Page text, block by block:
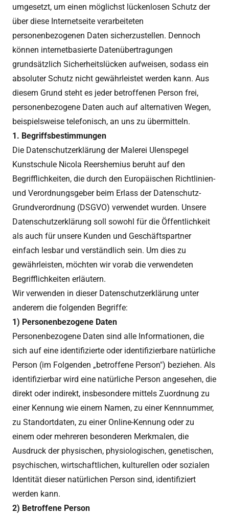
umgesetzt, um einen möglichst lückenlosen Schutz der
über diese Internetseite verarbeiteten
personenbezogenen Daten sicherzustellen. Dennoch
können internetbasierte Datenübertragungen
grundsätzlich Sicherheitslücken aufweisen, sodass ein
absoluter Schutz nicht gewährleistet werden kann. Aus
diesem Grund steht es jeder betroffenen Person frei,
personenbezogene Daten auch auf alternativen Wegen,
beispielsweise telefonisch, an uns zu übermitteln.
1. Begriffsbestimmungen
Die Datenschutzerklärung der Malerei Ulenspegel
Kunstschule Nicola Reershemius beruht auf den
Begrifflichkeiten, die durch den Europäischen Richtlinien-
und Verordnungsgeber beim Erlass der Datenschutz-
Grundverordnung (DSGVO) verwendet wurden. Unsere
Datenschutzerklärung soll sowohl für die Öffentlichkeit
als auch für unsere Kunden und Geschäftspartner
einfach lesbar und verständlich sein. Um dies zu
gewährleisten, möchten wir vorab die verwendeten
Begrifflichkeiten erläutern.
Wir verwenden in dieser Datenschutzerklärung unter
anderem die folgenden Begriffe:
1) Personenbezogene Daten
Personenbezogene Daten sind alle Informationen, die
sich auf eine identifizierte oder identifizierbare natürliche
Person (im Folgenden „betroffene Person") beziehen. Als
identifizierbar wird eine natürliche Person angesehen, die
direkt oder indirekt, insbesondere mittels Zuordnung zu
einer Kennung wie einem Namen, zu einer Kennnummer,
zu Standortdaten, zu einer Online-Kennung oder zu
einem oder mehreren besonderen Merkmalen, die
Ausdruck der physischen, physiologischen, genetischen,
psychischen, wirtschaftlichen, kulturellen oder sozialen
Identität dieser natürlichen Person sind, identifiziert
werden kann.
2) Betroffene Person